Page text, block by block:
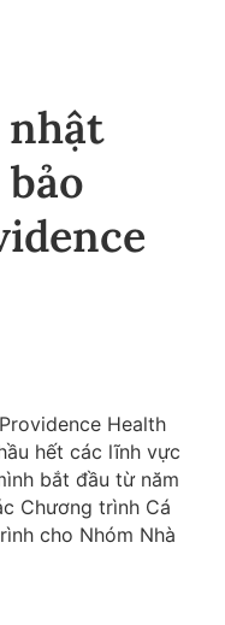
nhật
Health
hết các lĩnh vực
bắt đầu từ năm
Chương trình Cá
cho Nhóm Nhà